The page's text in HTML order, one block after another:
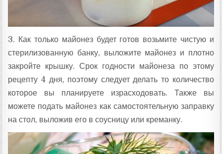
3. Как только майонез будет готов возьмите чистую и
стерилизованную банку, выложите майонез и плотно
закройте крышку. Срок годности майонеза по этому
рецепту 4 дня, поэтому следует делать то количество
которое вы планируете израсходовать. Также вы
можете подать майонез как самостоятельную заправку
на стол, выложив его в соусницу или креманку.